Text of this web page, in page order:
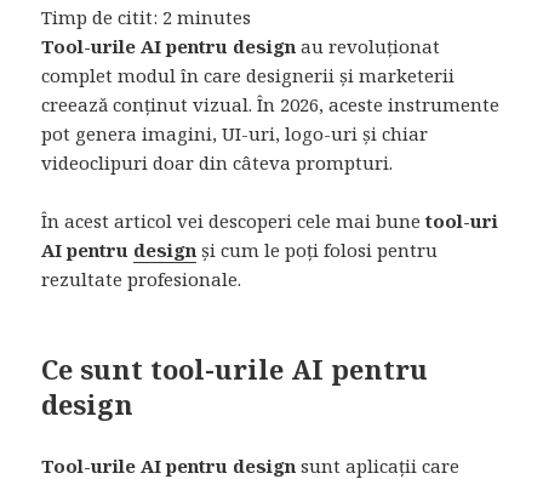
Timp de citit: 2 minutes
Tool-urile AI pentru design au revoluționat
complet modul în care designerii și marketerii
creează conținut vizual. În 2026, aceste instrumente
pot genera imagini, UI-uri, logo-uri și chiar
videoclipuri doar din câteva prompturi.
În acest articol vei descoperi cele mai bunetool-uri
AI pentru design și cum le poți folosi pentru
rezultate profesionale.
Ce sunt tool-urile AI pentru
design
Tool-urile AI pentru design sunt aplicații care